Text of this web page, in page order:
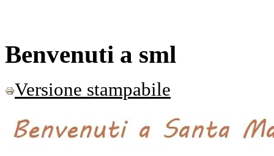
Benvenuti a sml
Versione stampabile